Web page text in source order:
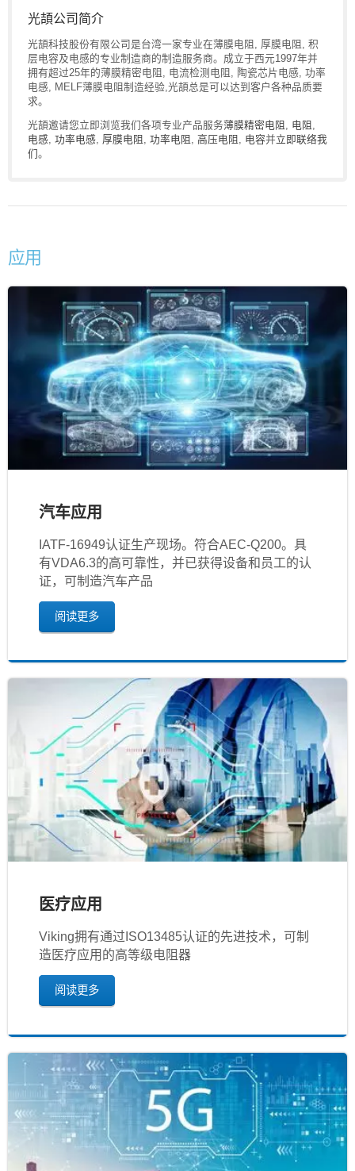
光頡公司简介
光頡科技股份有限公司是台湾一家专业在薄膜电阻, 厚膜电阻, 积
层电容及电感的专业制造商的制造服务商。成立于西元1997年并
拥有超过25年的薄膜精密电阻, 电流检测电阻, 陶瓷芯片电感, 功率
电感, MELF薄膜电阻制造经验,光頡总是可以达到客户各种品质要
求。
光頡邀请您立即浏览我们各项专业产品服务薄膜精密电阻 电阻
电感 功率电感 厚膜电阻 功率电阻 高压电阻 电容并立即联络我
们。
应用
汽车应用
IATF‐16949认证生产现场。符合AEC-Q200。具
有VDA6.3的高可靠性，并已获得设备和员工的认
证，可制造汽车产品
阅读更多
医疗应用
Viking拥有通过ISO13485认证的先进技术，可制
造医疗应用的高等级电阻器
阅读更多